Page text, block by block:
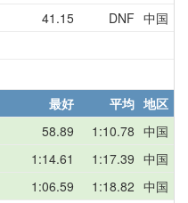
41.15 DNF 中国
最好 平均 地区
58.89 1:10.78 中国
1:14.61 1:17.39 中国
1:06.59 1:18.82 中国